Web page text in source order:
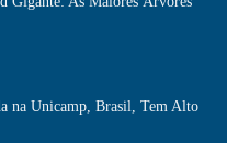
na Unicamp, Brasil, Tem Alto